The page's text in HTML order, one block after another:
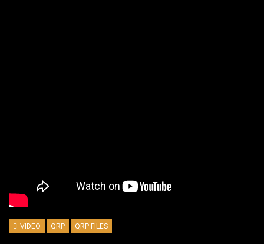
VIDEO QRP QRP FILES